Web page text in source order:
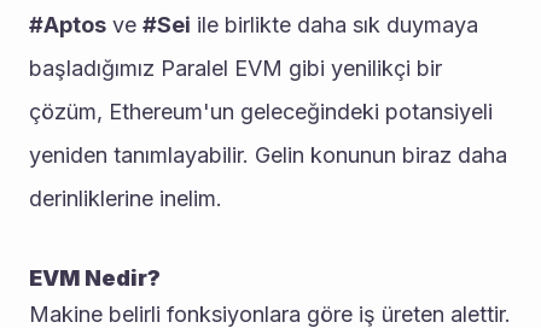
#Aptos ve #Sei ile birlikte daha sık duymaya
başladığımız Paralel EVM gibi yenilikçi bir
çözüm, Ethereum'un geleceğindeki potansiyeli
yeniden tanımlayabilir. Gelin konunun biraz daha
derinliklerine inelim.
EVM Nedir?
Makine belirli fonksiyonlara göre iş üreten alettir.